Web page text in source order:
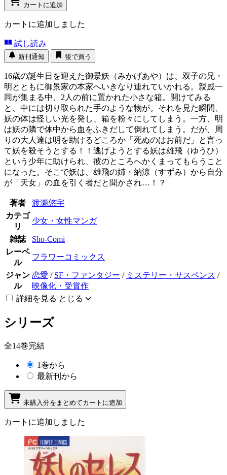
カートに追加
カートに追加しました
試し読み
新刊通知 後で買う
16歳の誕生日を迎えた御景妖（みかげあや）は、双子の兄・
明とともに御景家の本家へいきなり連れていかれる。親戚一
同が集まる中、2人の前に置かれた小さな箱。開けてみる
と、中には切り取られた手のような物が。それを見た瞬間、
妖の体は怪しい光を発し、箱を粉々にしてしまう。一方、明
は妖の隣で体中から血をふきだして倒れてしまう。だが、周
りの大人達は明を助けるどころか「死ぬのはお前だ」と言っ
て妖を殺そうとする！！逃げようとする妖は雄飛（ゆうひ）
という少年に助けられ、彼のところへかくまってもらうこと
になった。そこで妖は、雄飛の姉・納涼（すずみ）から自分
が「天女」の血を引く者だと聞かされ…！？
著者
渡瀬悠宇
カテゴ
リ
少女・女性マンガ
雑誌
Sho-Comi
レーベ
ル
フラワーコミックス
ジャン
ル
恋愛 / SF・ファンタジー / ミステリー・サスペンス /
映像化・受賞作
詳細を見る とじる
シリーズ
全14巻完結
1巻から
最新刊から
未購入分をまとめてカートに追加
カートに追加しました